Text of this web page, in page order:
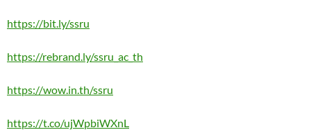
https://bit.ly/ssru
https://rebrand.ly/ssru_ac_th
https://wow.in.th/ssru
https://t.co/ujWpbiWXnL